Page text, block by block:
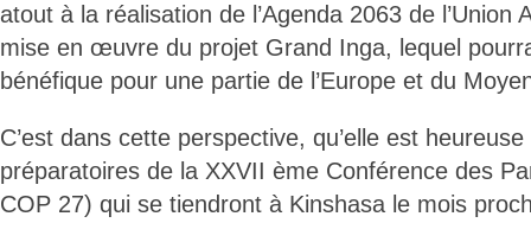
atout à la réalisation de l’Agenda 2063 de l’Union
mise en œuvre du projet Grand Inga, lequel
bénéfique pour une partie de l’Europe et du
C’est dans cette perspective, qu’elle est
préparatoires de la XXVII ème Conférence des
COP 27) qui se tiendront à Kinshasa le mois